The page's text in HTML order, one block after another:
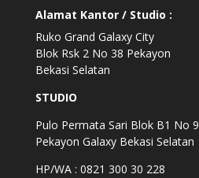
Alamat Kantor / Studio :
Ruko Grand Galaxy City
Blok Rsk 2 No 38 Pekayon
Bekasi Selatan
STUDIO
Pulo Permata Sari Blok B1 No 9
Pekayon Galaxy Bekasi Selatan
HP/WA : 0821 300 30 228